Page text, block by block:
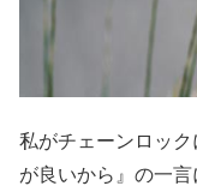
私がチェーンロッ
が良いから』の一言